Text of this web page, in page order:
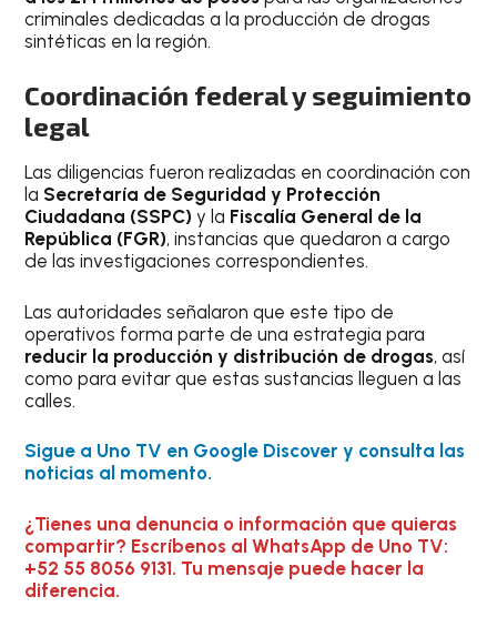
criminales dedicadas a la producción de drogas
sintéticas en la región.
Coordinación federal y seguimiento
legal
Las diligencias fueron realizadas en coordinación con
la Secretaría de Seguridad y Protección
Ciudadana (SSPC) y la Fiscalía General de la
República (FGR), instancias que quedaron a cargo
de las investigaciones correspondientes.
Las autoridades señalaron que este tipo de
operativos forma parte de una estrategia para
reducir la producción y distribución de drogas, así
como para evitar que estas sustancias lleguen a las
calles.
Sigue a Uno TV en Google Discover y consulta las
noticias al momento.
¿Tienes una denuncia o información que quieras
compartir? Escríbenos al WhatsApp de Uno TV:
+52 55 8056 9131. Tu mensaje puede hacer la
diferencia.